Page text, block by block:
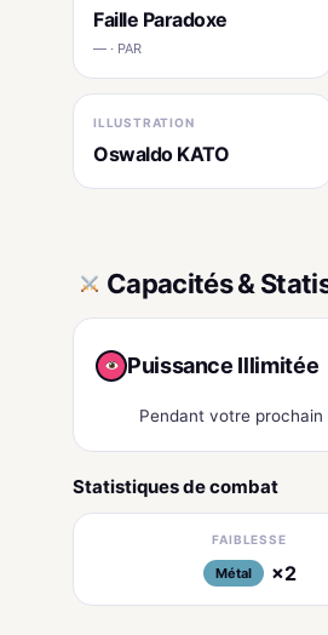
Faille Paradoxe
— · PAR
ILLUSTRATION
Oswaldo KATO
Capacités &
Puissance Illimitée
Pendant votre
Statistiques de combat
FAIBLESSE
Métal ×2